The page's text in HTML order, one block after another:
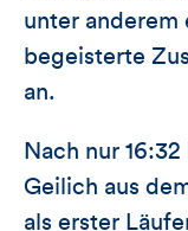
unter anderem
begeisterte
an.
Nach nur
Geilich aus
als erster